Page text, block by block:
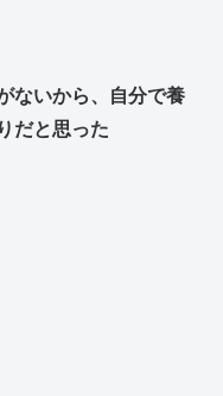
ないから、自分で養
だと思った